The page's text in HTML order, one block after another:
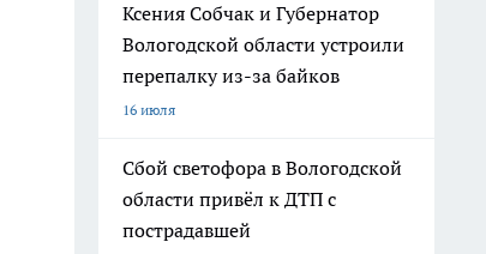
Ксения Собчак и Губернатор
Вологодской области устроили
перепалку из-за байков
16 июля
Сбой светофора в Вологодской
области привёл к ДТП с
пострадавшей